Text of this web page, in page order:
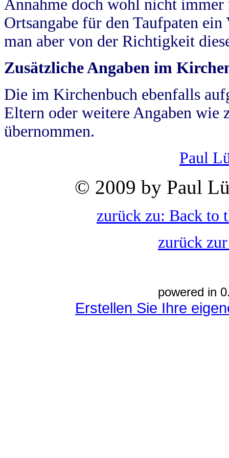
Annahme doch wohl nicht
Ortsangabe für den Taufpaten
man aber von der Richtigkeit
Zusätzliche Angaben im
Die im Kirchenbuch ebenfalls
Eltern oder weitere Angaben wie
übernommen.
Paul
© 2009 by Paul
zurück zu: Back to
zurück
powered in
Erstellen Sie Ihre